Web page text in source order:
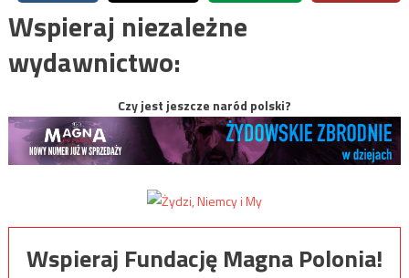
Wspieraj niezależne
wydawnictwo:
Czy jest jeszcze naród polski?
Wspieraj Fundację Magna Polonia!